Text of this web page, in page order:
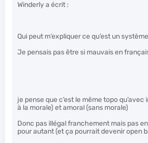
Winderly a écrit :
Qui peut m’expliquer ce qu’est un
Je pensais pas être si mauvais en
je pense que c’est le même topo
à la morale) et amoral (sans morale)
Donc pas illégal franchement mais pas
pour autant (et ça pourrait devenir open